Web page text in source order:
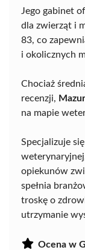
Jego gabinet
dla zwierząt i
83, co
i okolicznych
Chociaż
recenzji,
na mapie
Specjalizuje
opiekunów
spełnia
troskę o
utrzymanie
Ocena w